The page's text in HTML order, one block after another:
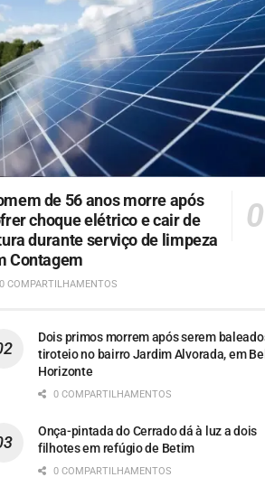
de 56 anos morre após
choque elétrico e cair de
durante serviço de limpeza
Contagem
0 COMPARTILHAMENTOS
Dois primos morrem após serem
tiroteio no bairro Jardim Alvorada, em
Horizonte
0 COMPARTILHAMENTOS
Onça-pintada do Cerrado dá à luz a dois
filhotes em refúgio de Betim
0 COMPARTILHAMENTOS